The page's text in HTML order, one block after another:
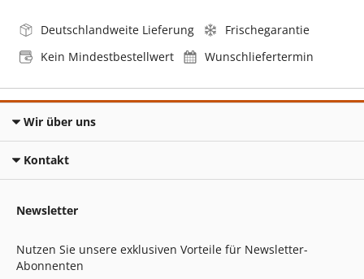
Deutschlandweite Lieferung
Frischegarantie
Kein Mindestbestellwert
Wunschliefertermin
Wir über uns
Kontakt
Newsletter
Nutzen Sie unsere exklusiven Vorteile für Newsletter-
Abonnenten